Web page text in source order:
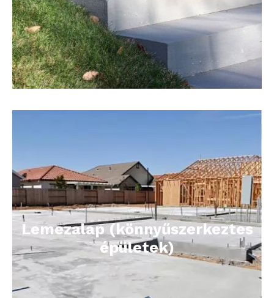
Lemezalap (könnyűszerkeztes
épületek)